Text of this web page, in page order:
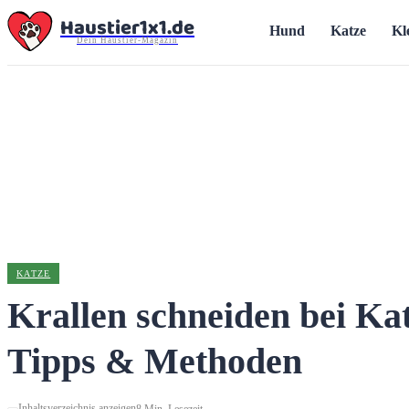
Haustier1x1.de
Dein Haustier-Magazin
Hund Katze
KATZE
Krallen schneiden bei
Tipps & Methoden